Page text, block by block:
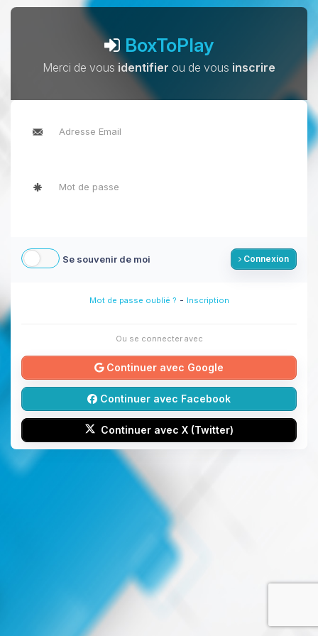
BoxToPlay
Merci de vous identifier ou de vous inscrire
Se souvenir de moi Connexion
Mot de passe oublié ? - Inscription
Ou se connecter avec
Continuer avec Google
Continuer avec Facebook
Continuer avec X (Twitter)